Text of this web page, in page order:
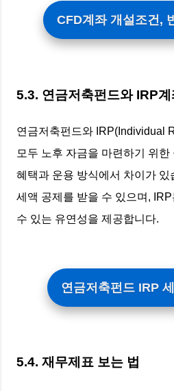
CFD계좌 개설조건,
5.3. 연금저축펀드와 IRP계
연금저축펀드와 IRP(Individual
모두 노후 자금을 마련하기 위한
혜택과 운용 방식에서 차이가
세액 공제를 받을 수 있으며,
수 있는 유연성을 제공합니다.
연금저축펀드 IRP
5.4. 재무제표 보는 법